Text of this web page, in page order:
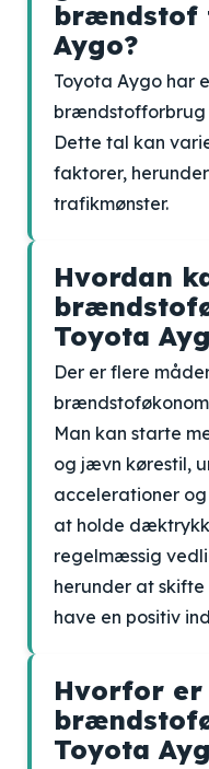
brændstof
Aygo?
Toyota Aygo har
brændstofforbrug
Dette tal kan
faktorer,
trafikmønster.
Hvordan
Toyota
Der er flere
Man kan starte
og jævn kørestil,
accelerationer
at holde
regelmæssig
herunder at
have en positiv
Hvorfor er
Toyota